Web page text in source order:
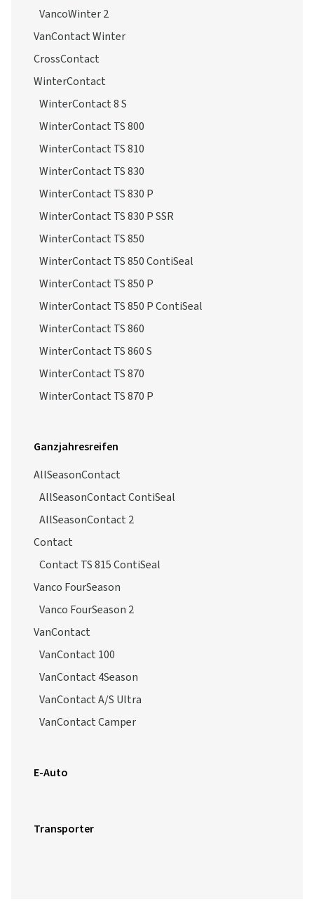
VancoWinter 2
VanContact Winter
CrossContact
WinterContact
WinterContact 8 S
WinterContact TS 800
WinterContact TS 810
WinterContact TS 830
WinterContact TS 830 P
WinterContact TS 830 P SSR
WinterContact TS 850
WinterContact TS 850 ContiSeal
WinterContact TS 850 P
WinterContact TS 850 P ContiSeal
WinterContact TS 860
WinterContact TS 860 S
WinterContact TS 870
WinterContact TS 870 P
Ganzjahresreifen
AllSeasonContact
AllSeasonContact ContiSeal
AllSeasonContact 2
Contact
Contact TS 815 ContiSeal
Vanco FourSeason
Vanco FourSeason 2
VanContact
VanContact 100
VanContact 4Season
VanContact A/S Ultra
VanContact Camper
E-Auto
Transporter